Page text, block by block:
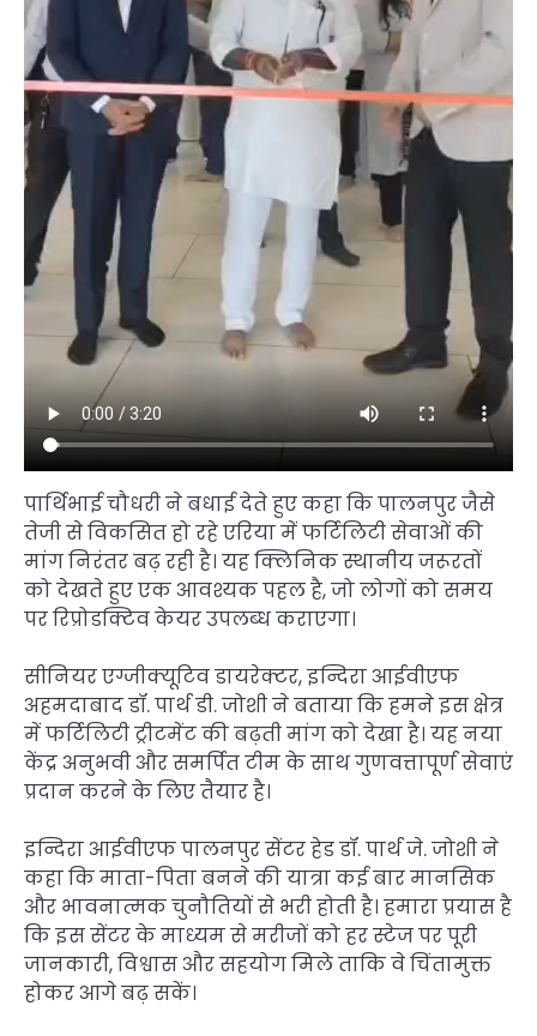
पार्थिभाई चौधरी ने बधाई देते हुए कहा कि पालनपुर जैसे
तेजी से विकसित हो रहे एरिया में फर्टिलिटी सेवाओं की
मांग निरंतर बढ़ रही है। यह क्लिनिक स्थानीय जरूरतों
को देखते हुए एक आवश्यक पहल है, जो लोगों को समय
पर रिप्रोडक्टिव केयर उपलब्ध कराएगा।
सीनियर एग्जीक्यूटिव डायरेक्टर, इन्दिरा आईवीएफ
अहमदाबाद डॉ. पार्थ डी. जोशी ने बताया कि हमने इस क्षेत्र
में फर्टिलिटी ट्रीटमेंट की बढ़ती मांग को देखा है। यह नया
केंद्र अनुभवी और समर्पित टीम के साथ गुणवत्तापूर्ण सेवाएं
प्रदान करने के लिए तैयार है।
इन्दिरा आईवीएफ पालनपुर सेंटर हेड डॉ. पार्थ जे. जोशी ने
कहा कि माता-पिता बनने की यात्रा कई बार मानसिक
और भावनात्मक चुनौतियों से भरी होती है। हमारा प्रयास है
कि इस सेंटर के माध्यम से मरीजों को हर स्टेज पर पूरी
जानकारी, विश्वास और सहयोग मिले ताकि वे चिंतामुक्त
होकर आगे बढ़ सकें।